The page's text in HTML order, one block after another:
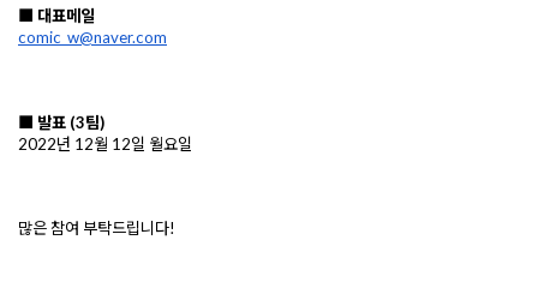
■ 대표메일
comic_w@naver.com
■ 발표 (3팀)
2022년 12월 12일 월요일
많은 참여 부탁드립니다!